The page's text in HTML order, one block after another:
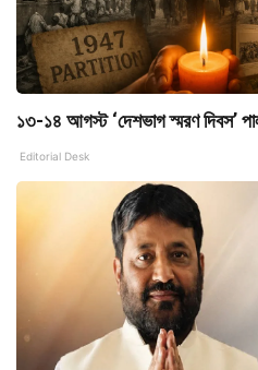
১৩-১৪ আগস্ট ‘দেশভাগ স্মরণ দিবস’
Editorial Desk